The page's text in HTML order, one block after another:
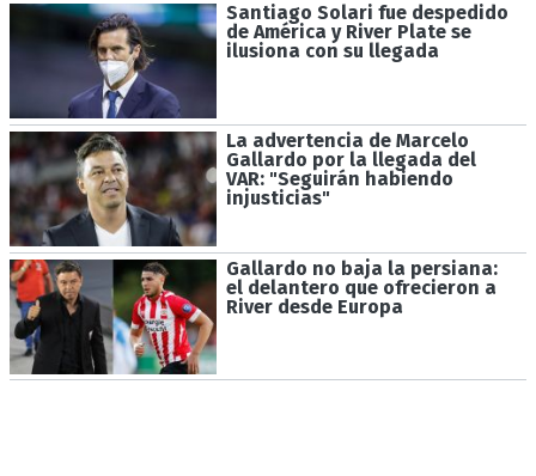
Santiago Solari fue despedido
de América y River Plate se
ilusiona con su llegada
La advertencia de Marcelo
Gallardo por la llegada del
VAR: "Seguirán habiendo
injusticias"
Gallardo no baja la persiana:
el delantero que ofrecieron a
River desde Europa